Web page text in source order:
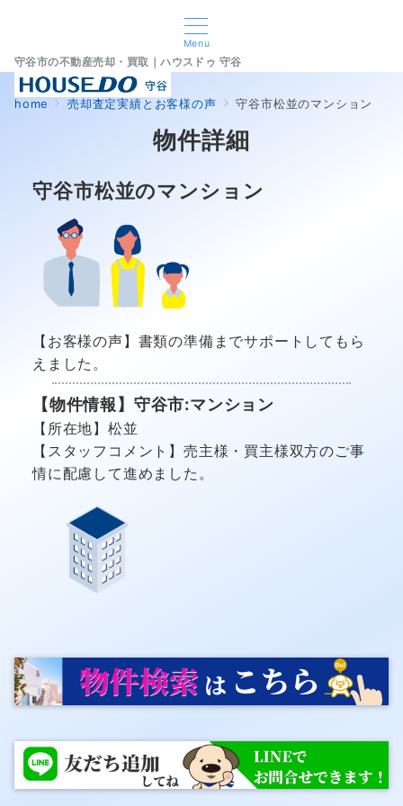
Menu
守谷市の不動産売却・買取｜ハウスドゥ 守谷
home 売却査定実績とお客様の声 守谷市松並のマンション
物件詳細
守谷市松並のマンション
【お客様の声】書類の準備までサポートしてもら
えました。
【物件情報】守谷市:マンション
【所在地】松並
【スタッフコメント】売主様・買主様双方のご事
情に配慮して進めました。